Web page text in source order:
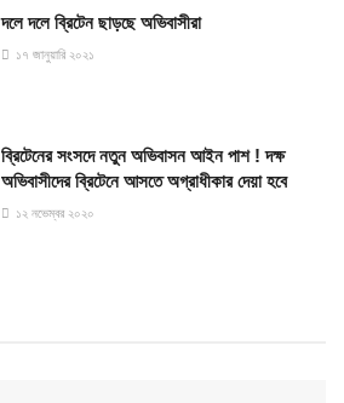
দলে দলে ব্রিটেন ছাড়ছে অভিবাসীরা
১৭ জানুয়ারি ২০২১
ব্রিটেনের সংসদে নতুন অভিবাসন আইন পাশ ! দক্ষ
অভিবাসীদের ব্রিটেনে আসতে অগ্রাধীকার দেয়া হবে
১২ নভেম্বর ২০২০